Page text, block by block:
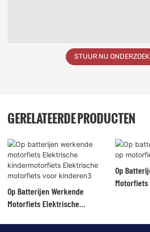
STUUR NU ONDERZOEK
GERELATEERDE PRODUCTEN
Op Batterijen Werkende
Motorfiets Elektrische
Op
Motorfiets